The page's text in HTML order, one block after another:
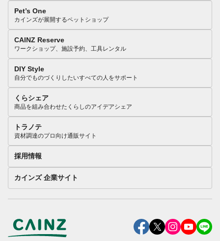
Pet’s One
カインズが展開するペットショップ
CAINZ Reserve
ワークショップ、施設予約、工具レンタル
DIY Style
自分でものづくりしたいすべての人をサポート
くらシェア
商品を組み合わせたくらしのアイデアシェア
トラノテ
資材調達のプロ向け通販サイト
採用情報
カインズ 企業サイト